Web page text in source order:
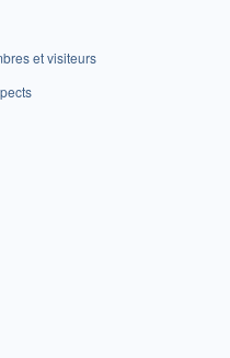
et visiteurs